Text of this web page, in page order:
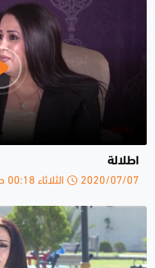
اطلالة
2020/07/07 الثلاثاء 00:18 ص